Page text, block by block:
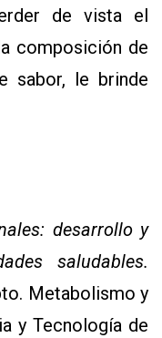
de vista el
composición de
sabor, le brinde
desarrollo y
saludables.
Metabolismo y
y Tecnología de